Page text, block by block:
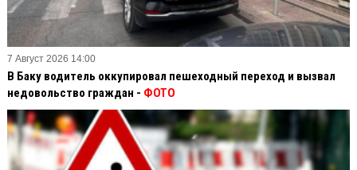
7 Август 2026 14:00
В Баку водитель оккупировал пешеходный переход и вызвал
недовольство граждан - ФОТО